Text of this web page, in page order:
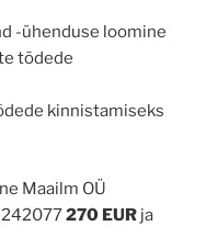
-ühenduse loomine
tõdede
kinnistamiseks
Maailm OÜ
270 EUR ja